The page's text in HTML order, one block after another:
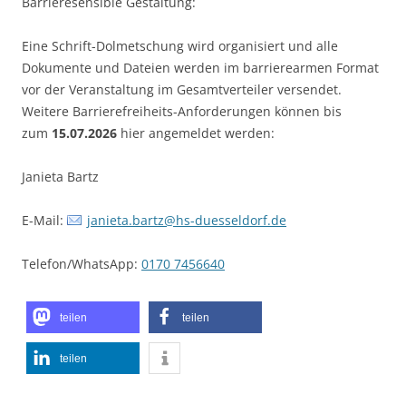
Eine Schrift-Dolmetschung wird organisiert und alle
Dokumente und Dateien werden im barrierearmen Format
vor der Veranstaltung im Gesamtverteiler versendet.
Weitere Barrierefreiheits-Anforderungen können bis
zum 15.07.2026 hier angemeldet werden:
Janieta Bartz
E-Mail: janieta.bartz@hs-duesseldorf.de
Telefon/WhatsApp: 0170 7456640
teilen teilen
teilen